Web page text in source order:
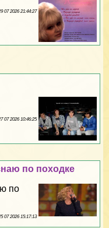
07 2026 21:44:27
07 2026 10:46:25
по походке
по
07 2026 15:17:13